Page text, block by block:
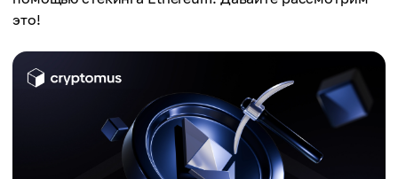
это!